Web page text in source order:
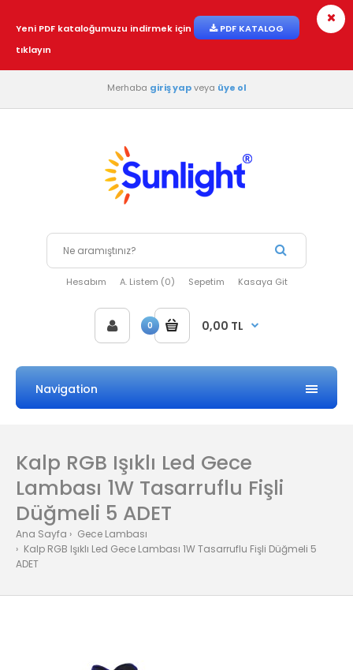
Yeni PDF kataloğumuzu indirmek için
PDF KATALOG
tıklayın
Merhaba giriş yapveya üye ol
Hesabım A. Listem (0) Sepetim Kasaya Git
0 0,00 TL
Navigation
Kalp RGB Işıklı Led Gece
Lambası 1W Tasarruflu Fişli
Düğmeli 5 ADET
Ana Sayfa
Gece Lambası
Kalp RGB Işıklı Led Gece Lambası 1W Tasarruflu Fişli Düğmeli 5
ADET